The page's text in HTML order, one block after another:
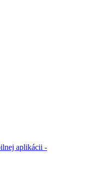
aplikácii -